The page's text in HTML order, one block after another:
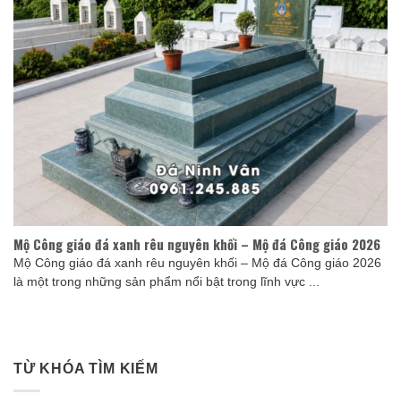
Mộ Công giáo đá xanh rêu nguyên khối – Mộ đá Công giáo 2026
Mộ Công giáo đá xanh rêu nguyên khối – Mộ đá Công giáo 2026
là một trong những sản phẩm nổi bật trong lĩnh vực ...
TỪ KHÓA TÌM KIẾM